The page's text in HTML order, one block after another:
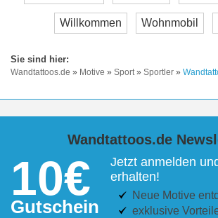
Willkommen Wohnmobil
Wandtattoos.de » Motive » Sport » Sportler »
Wandtattoos.de
10€
Gutschein
Jetzt anmelden
erhalten!
Neue Motive
exklusive